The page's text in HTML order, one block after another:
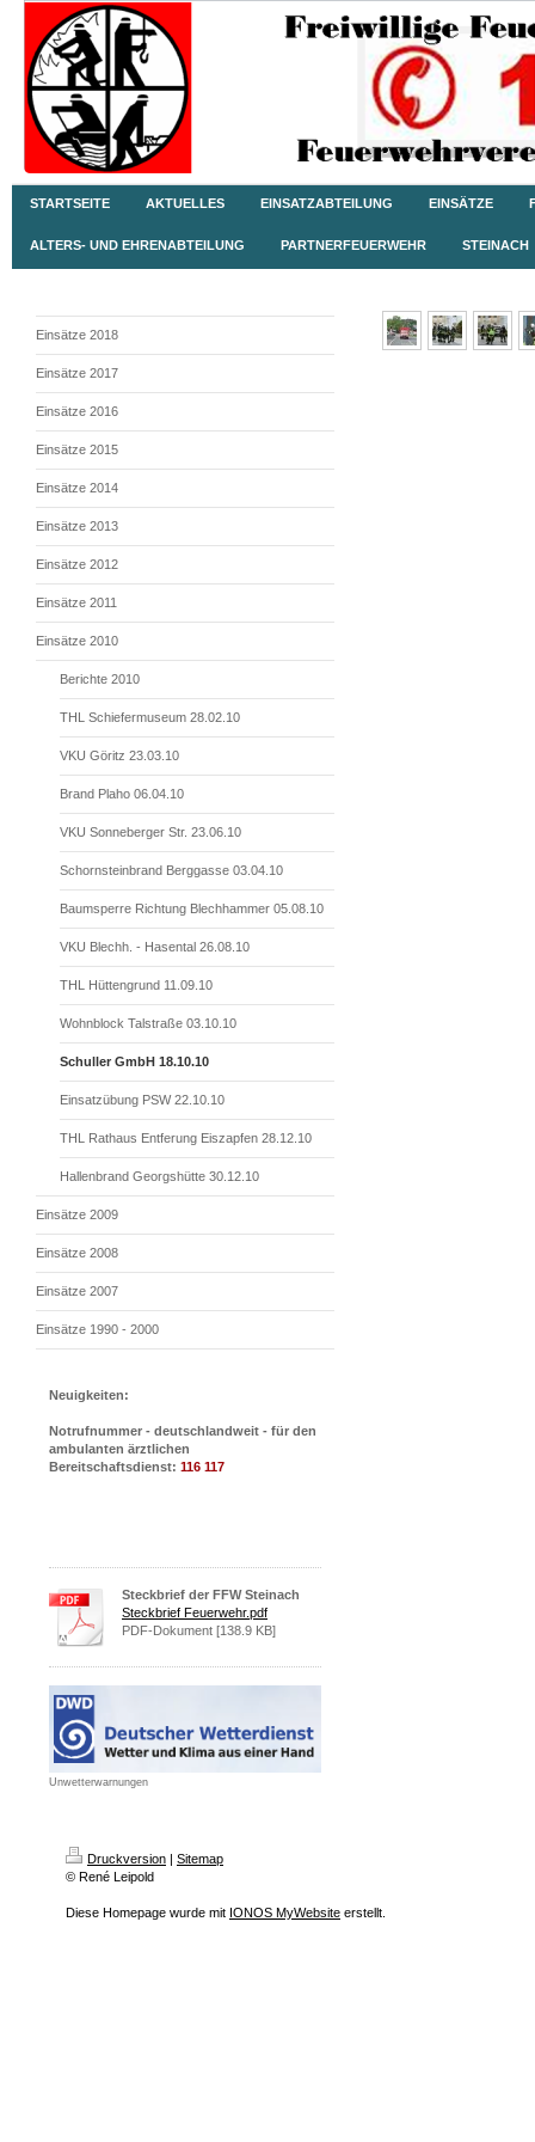
STARTSEITE AKTUELLES EINSATZABTEILUNG EINSÄTZE
ALTERS- UND EHRENABTEILUNG PARTNERFEUERWEHR STEINACH
Einsätze 2018
Einsätze 2017
Einsätze 2016
Einsätze 2015
Einsätze 2014
Einsätze 2013
Einsätze 2012
Einsätze 2011
Einsätze 2010
Berichte 2010
THL Schiefermuseum 28.02.10
VKU Göritz 23.03.10
Brand Plaho 06.04.10
VKU Sonneberger Str. 23.06.10
Schornsteinbrand Berggasse 03.04.10
Baumsperre Richtung Blechhammer 05.08.10
VKU Blechh. - Hasental 26.08.10
THL Hüttengrund 11.09.10
Wohnblock Talstraße 03.10.10
Schuller GmbH 18.10.10
Einsatzübung PSW 22.10.10
THL Rathaus Entferung Eiszapfen 28.12.10
Hallenbrand Georgshütte 30.12.10
Einsätze 2009
Einsätze 2008
Einsätze 2007
Einsätze 1990 - 2000
Neuigkeiten:
Notrufnummer - deutschlandweit - für den
ambulanten ärztlichen
Bereitschaftsdienst: 116 117
Steckbrief der FFW Steinach
Steckbrief Feuerwehr.pdf
PDF-Dokument [138.9 KB]
Unwetterwarnungen
Druckversion
Sitemap
© René Leipold
Diese Homepage wurde mit IONOS MyWebsite erstellt.